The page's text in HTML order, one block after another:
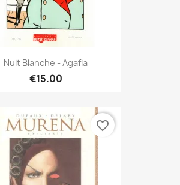
Nuit Blanche - Agafia
€15.00
favorite_border